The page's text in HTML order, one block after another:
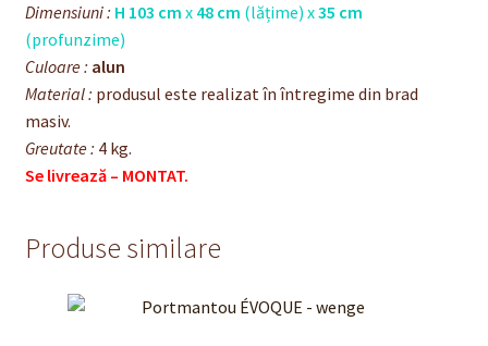
Dimensiuni : H 103 cm x 48 cm (lățime) x35 cm
(profunzime)
Culoare : alun
Material : produsul este realizat în întregime din brad
masiv.
Greutate : 4 kg.
Se livrează – MONTAT.
Produse similare